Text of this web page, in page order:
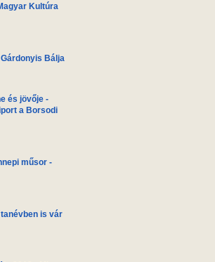
Kultúra
Bálja
és jövője -
a Borsodi
műsor -
is vár